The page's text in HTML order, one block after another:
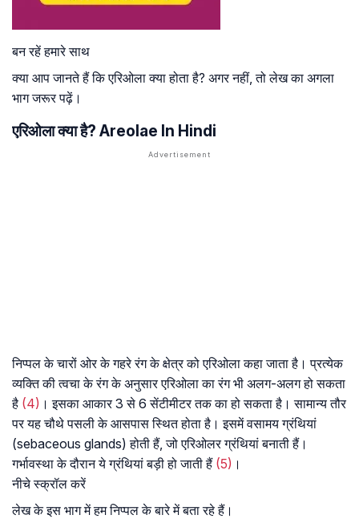
बन रहें हमारे साथ
क्या आप जानते हैं कि एरिओला क्या होता है? अगर नहीं, तो लेख का अगला
भाग जरूर पढ़ें।
एरिओला क्या है? Areolae In Hindi
निप्पल के चारों ओर के गहरे रंग के क्षेत्र को एरिओला कहा जाता है। प्रत्येक
व्यक्ति की त्वचा के रंग के अनुसार एरिओला का रंग भी अलग-अलग हो सकता
है (4) । इसका आकार 3 से 6 सेंटीमीटर तक का हो सकता है। सामान्य तौर
पर यह चौथे पसली के आसपास स्थित होता है। इसमें वसामय ग्रंथियां
(sebaceous glands) होती हैं, जो एरिओलर ग्रंथियां बनाती हैं।
गर्भावस्था के दौरान ये ग्रंथियां बड़ी हो जाती हैं (5) ।
नीचे स्क्रॉल करें
लेख के इस भाग में हम निप्पल के बारे में बता रहे हैं।